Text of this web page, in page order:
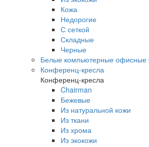
Кожа
Недорогие
С сеткой
Складные
Черные
Белые компьютерные офисные
Конференц-кресла
Конференц-кресла
Chairman
Бежевые
Из натуральной кожи
Из ткани
Из хрома
Из экокожи